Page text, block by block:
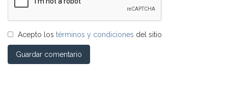
Acepto los términos y condiciones del sitio
Guardar comentario